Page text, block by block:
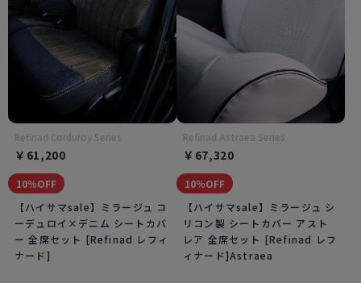
Refinad Corduroy Series
￥61,200
10％OFF
【ハイサマsale】ミラージュ コ
ーデュロイ×デニム シートカバ
ー 全席セット [Refinad レフィ
ナード]
Refinad Astraea Series
￥67,320
10％OFF
【ハイサマsale】ミラージュ シ
リコン製 シートカバー アスト
レア 全席セット [Refinad レフ
ィナード]Astraea